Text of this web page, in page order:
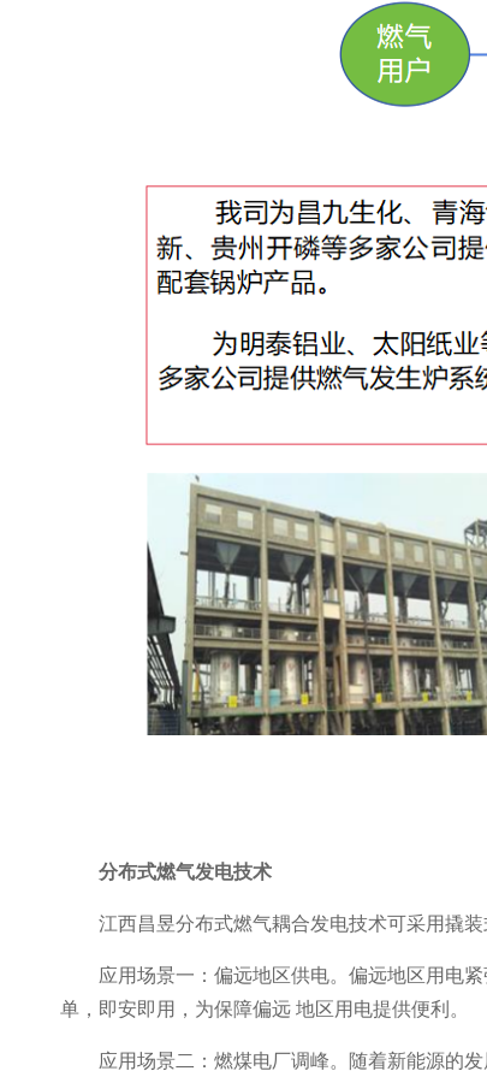
分布式燃气发电技术
江西昌昱分布式燃气耦合发电技术可采用撬
应用场景一：偏远地区供电。偏远地区用电
单，即安即用，为保障偏远 地区用电提供便利。
应用场景二：燃煤电厂调峰。随着新能源的